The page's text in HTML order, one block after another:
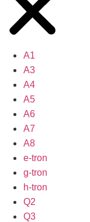
A1
A3
A4
A5
A6
A7
A8
e-tron
g-tron
h-tron
Q2
Q3